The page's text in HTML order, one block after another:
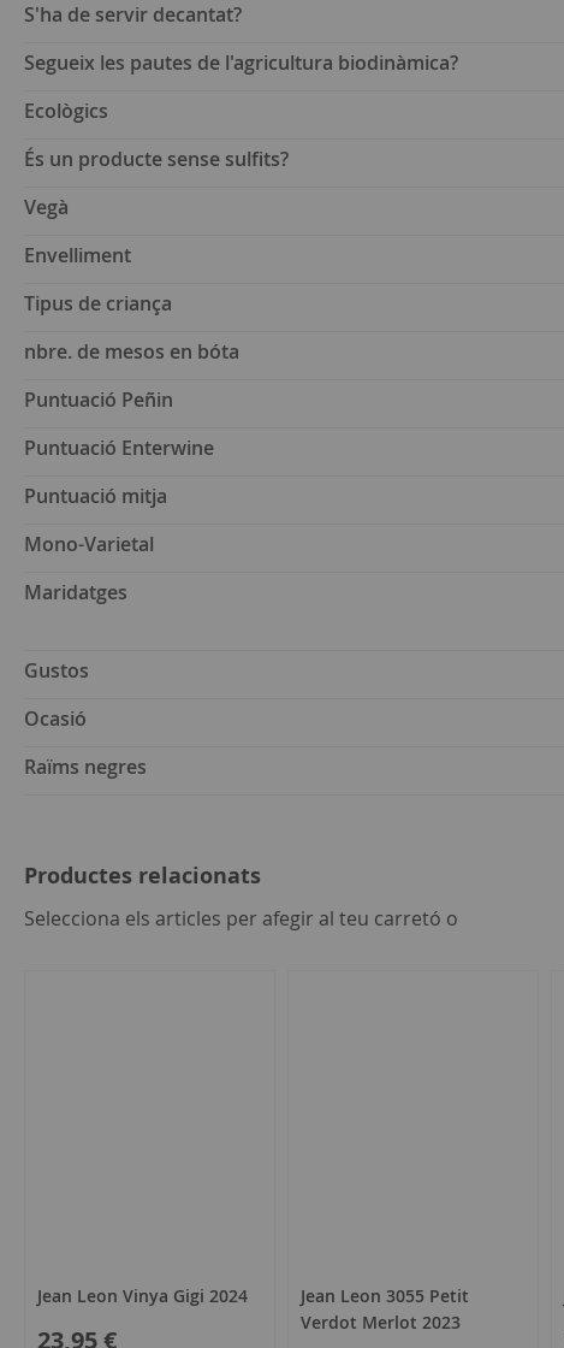
S'ha de servir decantat?
Segueix les pautes de l'agricultura biodinàmica?
Ecològics
És un producte sense sulfits?
Vegà
Envelliment
Tipus de criança
nbre. de mesos en bóta
Puntuació Peñin
Puntuació Enterwine
Puntuació mitja
Mono-Varietal
Maridatges
Gustos
Ocasió
Raïms negres
Productes relacionats
Selecciona els articles per afegir al teu carretó o
Jean Leon Vinya Gigi 2024
23,95 €
Jean Leon 3055 Petit
Verdot Merlot 2023